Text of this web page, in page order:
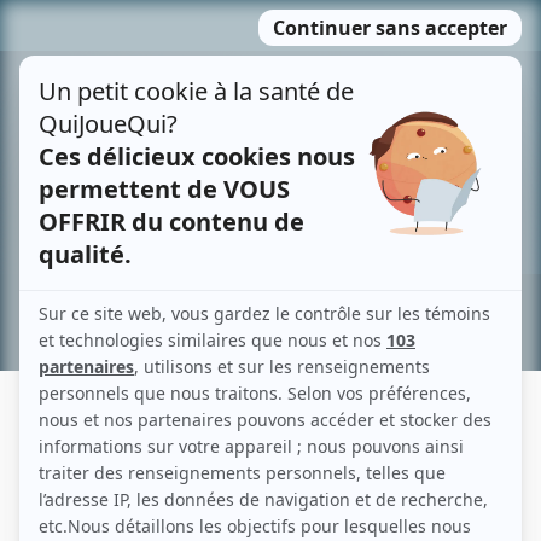
MENU
contenu
Recherche avancée »
LINA BLAIS
Liens
Fiche de Lina Blais sur Showbizz.net